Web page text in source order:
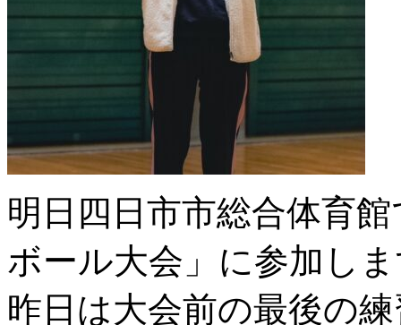
明日四日市市総合体育
ボール大会」に参加し
昨日は大会前の最後の